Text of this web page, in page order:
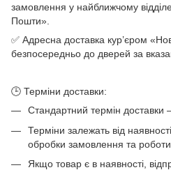
замовлення у найближчому
Пошти».
✅ Адресна доставка кур’єром
безпосередньо до дверей за
🕒 Терміни доставки:
Стандартний термін доставки
Терміни залежать від
обробки замовлення та роботи
Якщо товар є в наявності,